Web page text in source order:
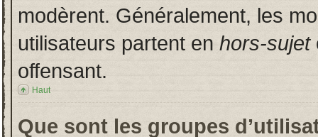
modèrent. Généralement, les
utilisateurs partent en hors-sujet
offensant.
Haut
Que sont les groupes